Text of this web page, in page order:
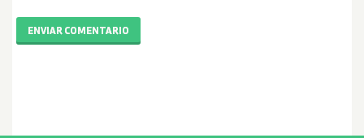
ENVIAR COMENTARIO